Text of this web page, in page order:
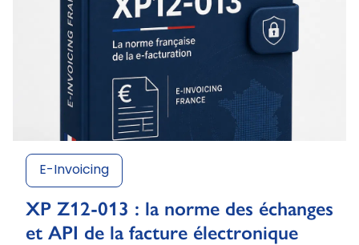
E-Invoicing
XP Z12-013 : la norme des échanges
et API de la facture électronique